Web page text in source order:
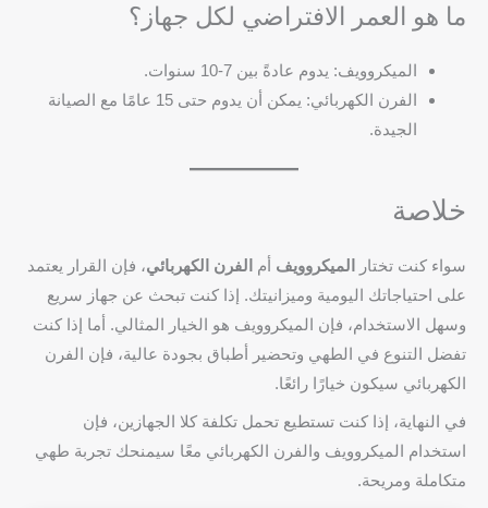
ما هو العمر الافتراضي لكل جهاز؟
الميكروويف: يدوم عادةً بين 7-10 سنوات.
الفرن الكهربائي: يمكن أن يدوم حتى 15 عامًا مع الصيانة
الجيدة.
خلاصة
سواء كنت تختار الميكروويف أم الفرن الكهربائي، فإن القرار يعتمد
على احتياجاتك اليومية وميزانيتك. إذا كنت تبحث عن جهاز سريع
وسهل الاستخدام، فإن الميكروويف هو الخيار المثالي. أما إذا كنت
تفضل التنوع في الطهي وتحضير أطباق بجودة عالية، فإن الفرن
الكهربائي سيكون خيارًا رائعًا.
في النهاية، إذا كنت تستطيع تحمل تكلفة كلا الجهازين، فإن
استخدام الميكروويف والفرن الكهربائي معًا سيمنحك تجربة طهي
متكاملة ومريحة.